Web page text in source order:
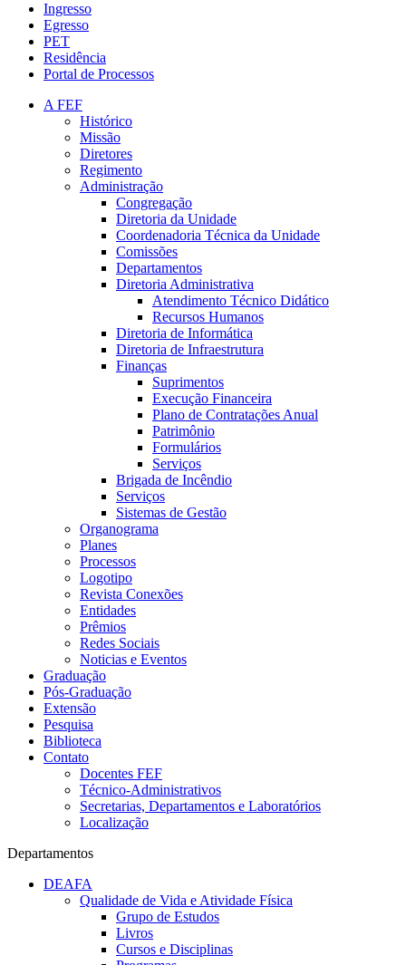
Ingresso
Egresso
PET
Residência
Portal de Processos
A FEF
Histórico
Missão
Diretores
Regimento
Administração
Congregação
Diretoria da Unidade
Coordenadoria Técnica da Unidade
Comissões
Departamentos
Diretoria Administrativa
Atendimento Técnico Didático
Recursos Humanos
Diretoria de Informática
Diretoria de Infraestrutura
Finanças
Suprimentos
Execução Financeira
Plano de Contratações Anual
Patrimônio
Formulários
Serviços
Brigada de Incêndio
Serviços
Sistemas de Gestão
Organograma
Planes
Processos
Logotipo
Revista Conexões
Entidades
Prêmios
Redes Sociais
Noticias e Eventos
Graduação
Pós-Graduação
Extensão
Pesquisa
Biblioteca
Contato
Docentes FEF
Técnico-Administrativos
Secretarias, Departamentos e Laboratórios
Localização
Departamentos
DEAFA
Qualidade de Vida e Atividade Física
Grupo de Estudos
Livros
Cursos e Disciplinas